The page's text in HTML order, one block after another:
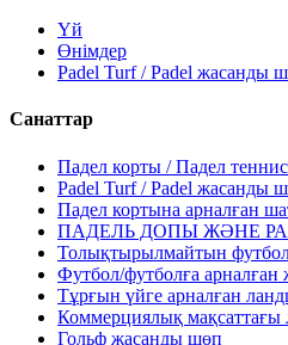
Үй
Өнімдер
Padel Turf / Padel жасанды
Санаттар
Падел корты / Падел
Padel Turf / Padel жасанды
Падел кортына арналған
ПАДЕЛЬ ДОПЫ ЖӘНЕ
Толықтырылмайтын
Футбол/футболға
Тұрғын үйге арналған
Коммерциялық
Гольф жасанды шөп